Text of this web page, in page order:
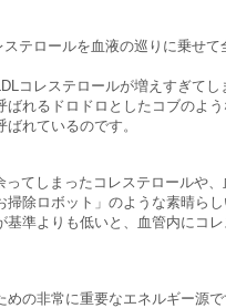
テロールを血液の巡りに乗せ
コレステロールが増えすぎて
れるドロドロとしたコブのよ
れているのです。
てしまったコレステロールや
除ロボット」のような素晴らし
準よりも低いと、血管内にコ
の非常に重要なエネルギー源